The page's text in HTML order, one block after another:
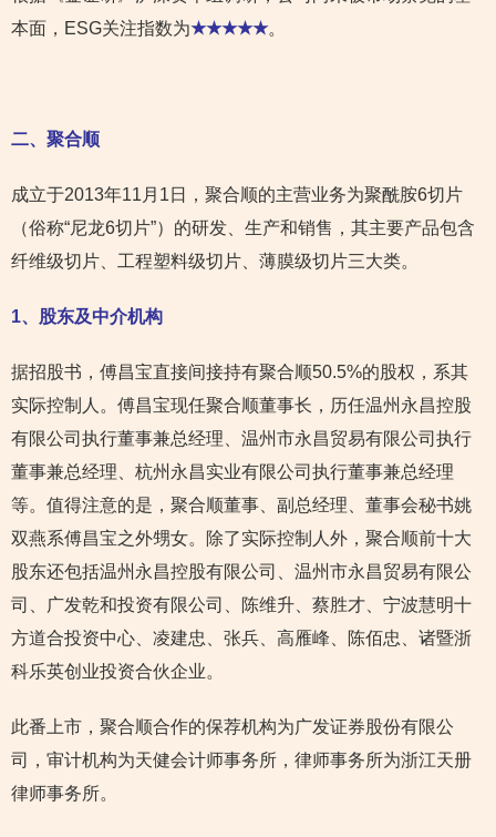
本面，ESG关注指数为★★★★★。
二、聚合顺
成立于2013年11月1日，聚合顺的主营业务为聚酰胺6切片
（俗称“尼龙6切片”）的研发、生产和销售，其主要产品包含
纤维级切片、工程塑料级切片、薄膜级切片三大类。
1、股东及中介机构
据招股书，傅昌宝直接间接持有聚合顺50.5%的股权，系其
实际控制人。傅昌宝现任聚合顺董事长，历任温州永昌控股
有限公司执行董事兼总经理、温州市永昌贸易有限公司执行
董事兼总经理、杭州永昌实业有限公司执行董事兼总经理
等。值得注意的是，聚合顺董事、副总经理、董事会秘书姚
双燕系傅昌宝之外甥女。除了实际控制人外，聚合顺前十大
股东还包括温州永昌控股有限公司、温州市永昌贸易有限公
司、广发乾和投资有限公司、陈维升、蔡胜才、宁波慧明十
方道合投资中心、凌建忠、张兵、高雁峰、陈佰忠、诸暨浙
科乐英创业投资合伙企业。
此番上市，聚合顺合作的保荐机构为广发证券股份有限公
司，审计机构为天健会计师事务所，律师事务所为浙江天册
律师事务所。